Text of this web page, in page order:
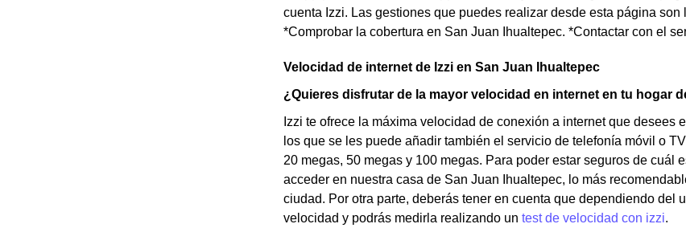
cuenta Izzi. Las gestiones que puedes realizar desde esta página
*Comprobar la cobertura en San Juan Ihualtepec. *Contactar con el
Velocidad de internet de Izzi en San Juan Ihualtepec
¿Quieres disfrutar de la mayor velocidad en internet en tu hogar
Izzi te ofrece la máxima velocidad de conexión a internet que desees
los que se les puede añadir también el servicio de telefonía móvil o
20 megas, 50 megas y 100 megas. Para poder estar seguros de cuál
acceder en nuestra casa de San Juan Ihualtepec, lo más
ciudad. Por otra parte, deberás tener en cuenta que dependiendo del
velocidad y podrás medirla realizando un test de velocidad con izzi.